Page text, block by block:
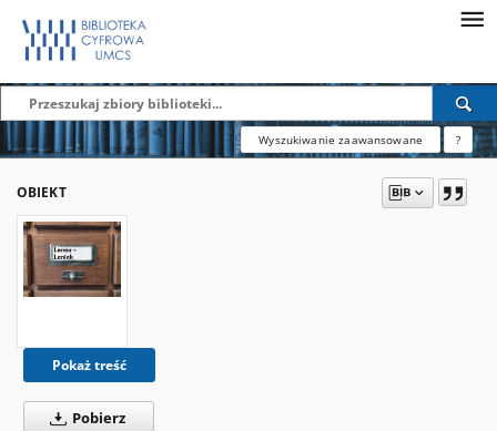
Wyszukiwanie zaawansowane ?
OBIEKT
Pokaż treść
Pobierz